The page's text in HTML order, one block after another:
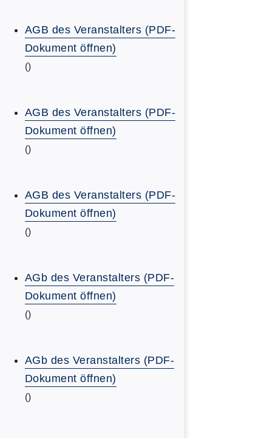
AGB des Veranstalters (PDF-
Dokument öffnen)
()
AGB des Veranstalters (PDF-
Dokument öffnen)
()
AGB des Veranstalters (PDF-
Dokument öffnen)
()
AGb des Veranstalters (PDF-
Dokument öffnen)
()
AGb des Veranstalters (PDF-
Dokument öffnen)
()